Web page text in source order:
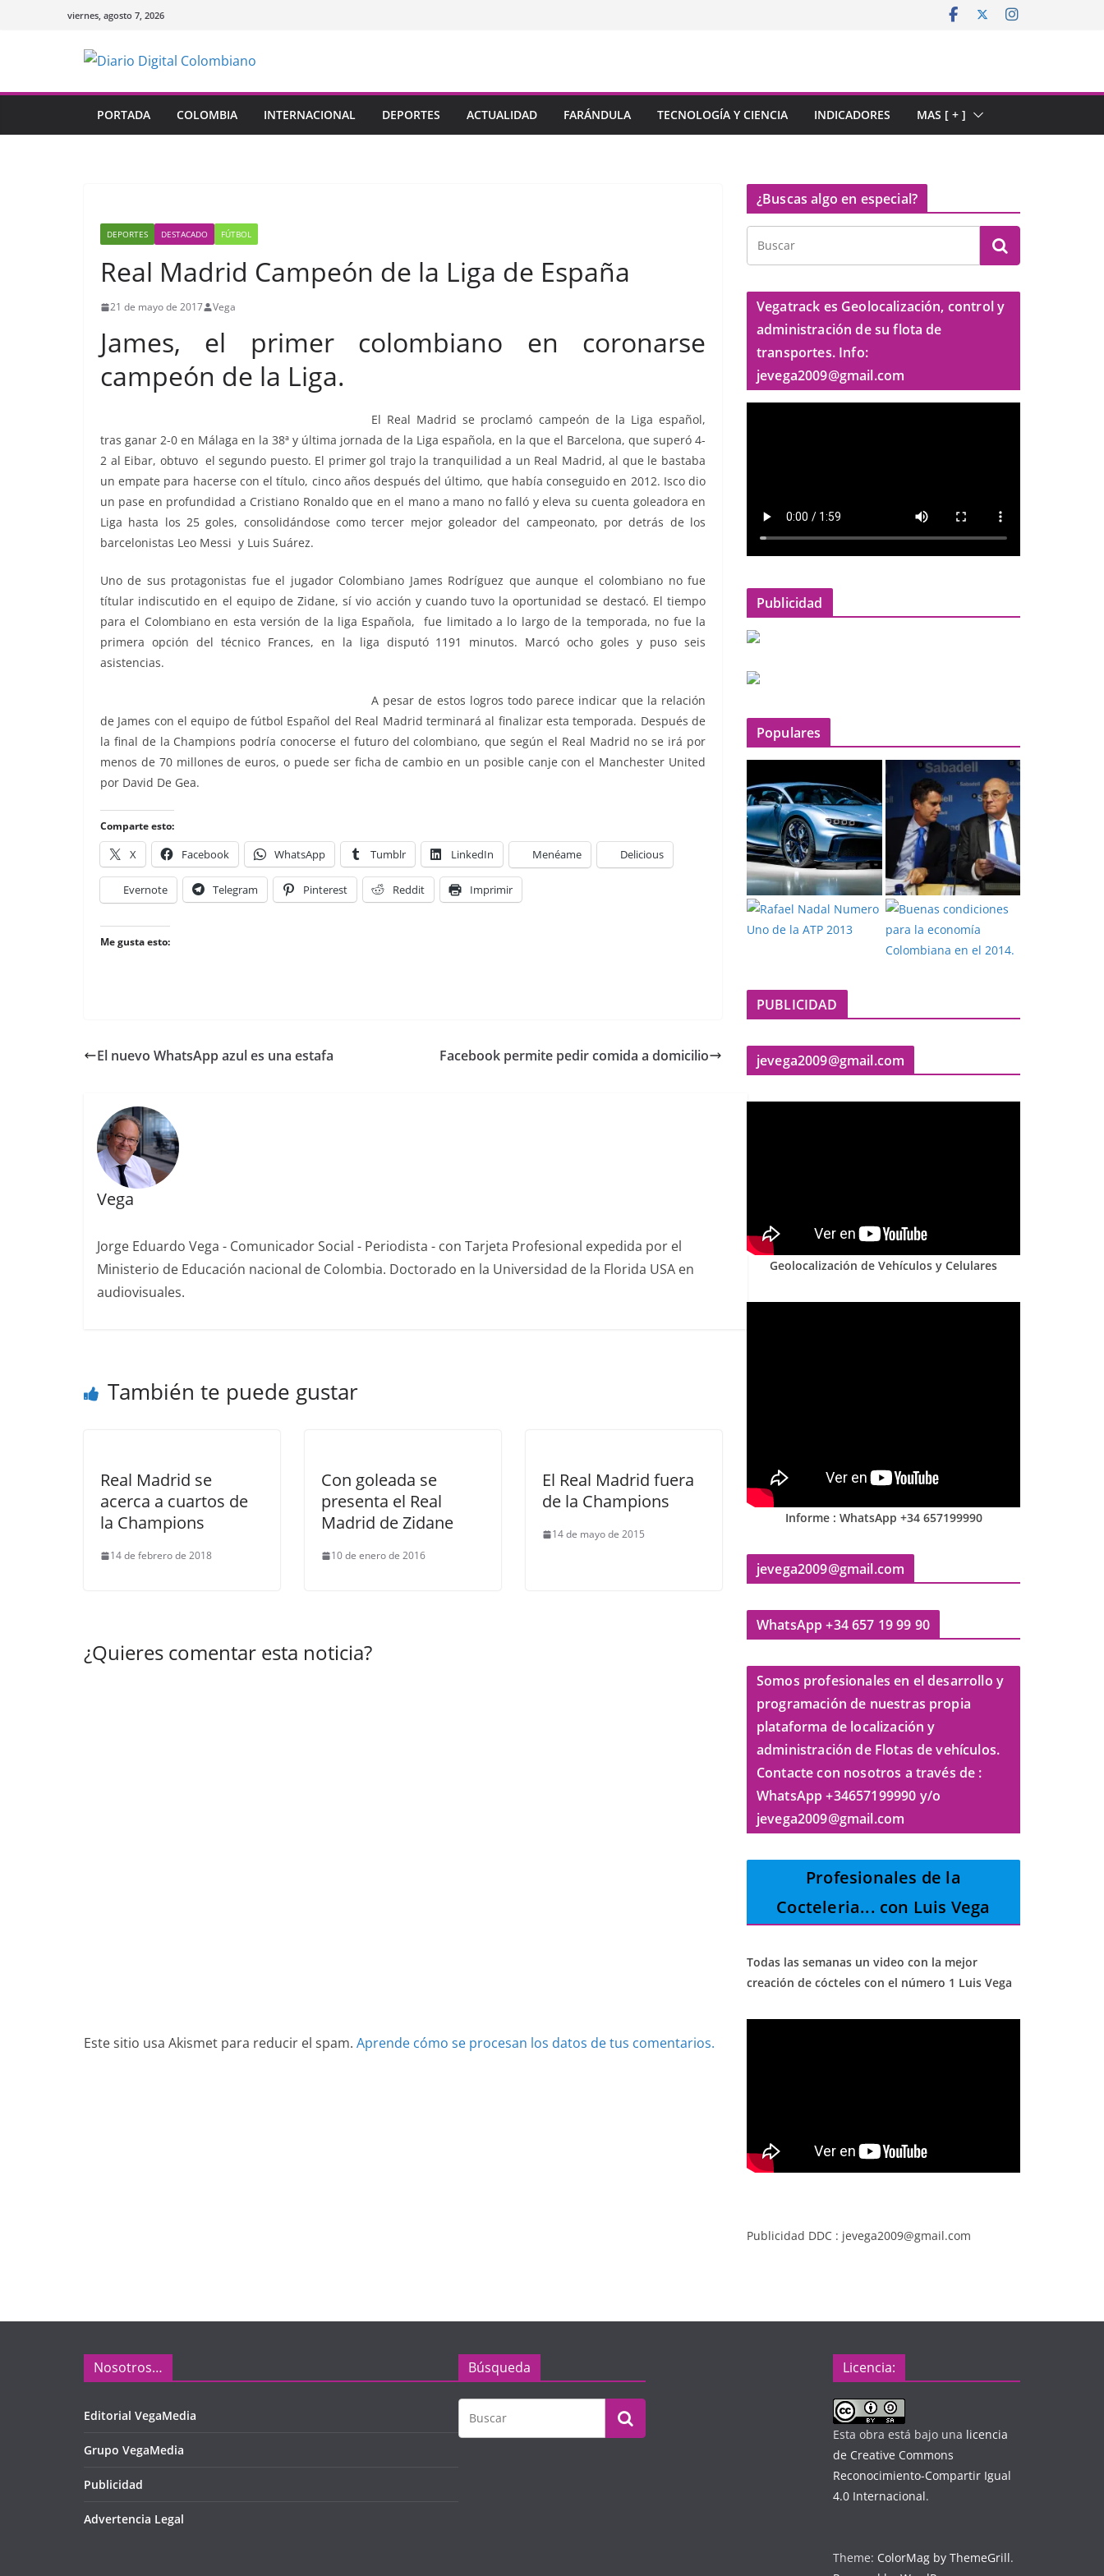
viernes, agosto 7, 2026
PORTADA COLOMBIA INTERNACIONAL DEPORTES ACTUALIDAD FARÁNDULA TECNOLOGÍA Y CIENCIA INDICADORES MAS [ + ]
DEPORTES DESTACADO FÚTBOL
Real Madrid Campeón de la Liga de España
21 de mayo de 2017 Vega
James, el primer colombiano en coronarse
campeón de la Liga.
El Real Madrid se proclamó campeón de la Liga español,
tras ganar 2-0 en Málaga en la 38ª y última jornada de la Liga española, en la que el Barcelona, que superó 4-
2 al Eibar, obtuvo el segundo puesto. El primer gol trajo la tranquilidad a un Real Madrid, al que le bastaba
un empate para hacerse con el título, cinco años después del último, que había conseguido en 2012. Isco dio
un pase en profundidad a Cristiano Ronaldo que en el mano a mano no falló y eleva su cuenta goleadora en
Liga hasta los 25 goles, consolidándose como tercer mejor goleador del campeonato, por detrás de los
barcelonistas Leo Messi y Luis Suárez.
Uno de sus protagonistas fue el jugador Colombiano James Rodríguez que aunque el colombiano no fue
títular indiscutido en el equipo de Zidane, sí vio acción y cuando tuvo la oportunidad se destacó. El tiempo
para el Colombiano en esta versión de la liga Española, fue limitado a lo largo de la temporada, no fue la
primera opción del técnico Frances, en la liga disputó 1191 minutos. Marcó ocho goles y puso seis
asistencias.
A pesar de estos logros todo parece indicar que la relación
de James con el equipo de fútbol Español del Real Madrid terminará al finalizar esta temporada. Después de
la final de la Champions podría conocerse el futuro del colombiano, que según el Real Madrid no se irá por
menos de 70 millones de euros, o puede ser ficha de cambio en un posible canje con el Manchester United
por David De Gea.
Comparte esto:
X Facebook WhatsApp Tumblr LinkedIn Menéame Delicious
Evernote Telegram Pinterest Reddit Imprimir
Me gusta esto:
El nuevo WhatsApp azul es una estafa Facebook permite pedir comida a domicilio
Vega
Jorge Eduardo Vega - Comunicador Social - Periodista - con Tarjeta Profesional expedida por el
Ministerio de Educación nacional de Colombia. Doctorado en la Universidad de la Florida USA en
audiovisuales.
También te puede gustar
Real Madrid se
acerca a cuartos de
la Champions
14 de febrero de 2018
Con goleada se
presenta el Real
Madrid de Zidane
10 de enero de 2016
El Real Madrid fuera
de la Champions
14 de mayo de 2015
¿Quieres comentar esta noticia?
Este sitio usa Akismet para reducir el spam. Aprende cómo se procesan los datos de tus comentarios.
¿Buscas algo en especial?
Vegatrack es Geolocalización, control y
administración de su flota de
transportes. Info:
jevega2009@gmail.com
Publicidad
Populares
PUBLICIDAD
jevega2009@gmail.com
Geolocalización de Vehículos y Celulares
Informe : WhatsApp +34 657199990
jevega2009@gmail.com
WhatsApp +34 657 19 99 90
Somos profesionales en el desarrollo y
programación de nuestras propia
plataforma de localización y
administración de Flotas de vehículos.
Contacte con nosotros a través de :
WhatsApp +34657199990 y/o
jevega2009@gmail.com
Profesionales de la
Cocteleria... con Luis Vega
Todas las semanas un video con la mejor
creación de cócteles con el número 1 Luis Vega
Publicidad DDC : jevega2009@gmail.com
Nosotros…
Editorial VegaMedia
Grupo VegaMedia
Publicidad
Advertencia Legal
Búsqueda Licencia:
Esta obra está bajo una licencia
de Creative Commons
Reconocimiento-Compartir Igual
4.0 Internacional.
Theme: ColorMag by ThemeGrill.